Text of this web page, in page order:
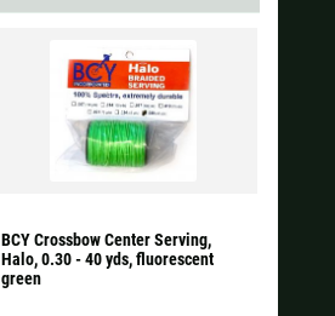
BCY Crossbow Center Serving,
Halo, 0.30 - 40 yds, fluorescent
green